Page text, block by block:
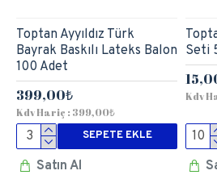
Toptan Ayyıldız Türk
Bayrak Baskılı Lateks Balon
100 Adet
399,00₺
Kdv Hariç : 399,00₺
SEPETE EKLE
Satın Al
Seti
Kdv